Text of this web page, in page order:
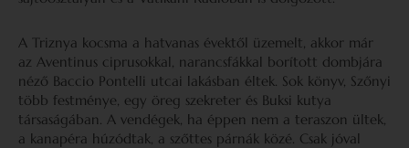
A Triznya kocsma a hatvanas évektől üzemelt, akkor már
az Aventinus ciprusokkal, narancsfákkal borított dombjára
néző Baccio Pontelli utcai lakásban éltek. Sok könyv, Szőnyi
több festménye, egy öreg szekreter és Buksi kutya
társaságában. A vendégek, ha éppen nem a teraszon ültek,
a kanapéra húzódtak, a szőttes párnák közé. Csak jóval